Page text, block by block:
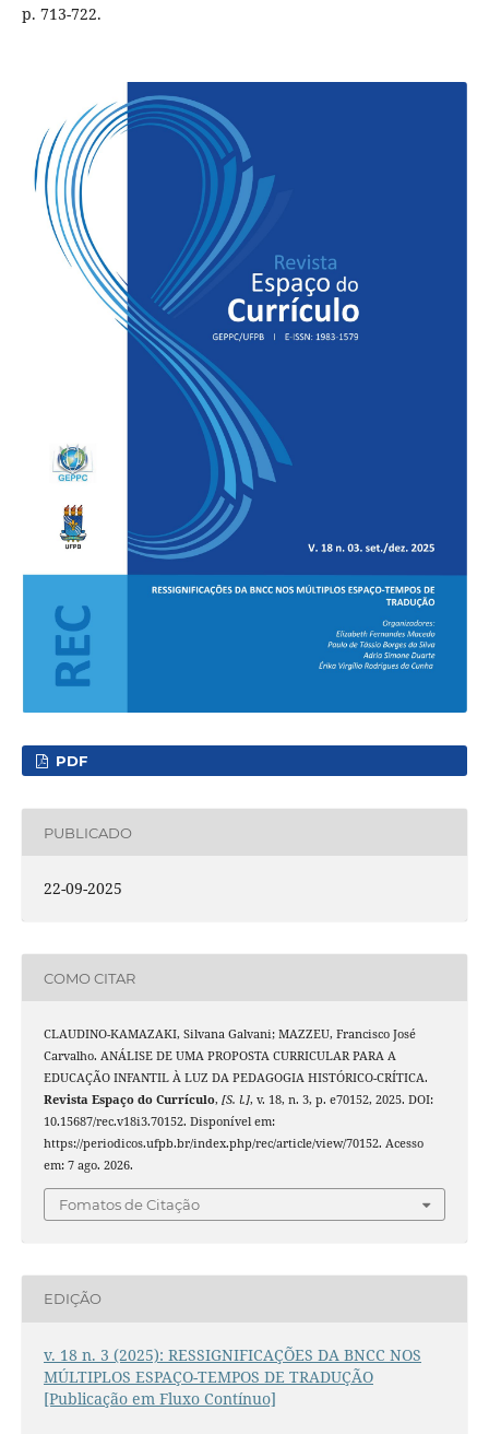
p. 713-722.
PDF
PUBLICADO
22-09-2025
COMO CITAR
CLAUDINO-KAMAZAKI, Silvana Galvani; MAZZEU, Francisco José
Carvalho. ANÁLISE DE UMA PROPOSTA CURRICULAR PARA A
EDUCAÇÃO INFANTIL À LUZ DA PEDAGOGIA HISTÓRICO-CRÍTICA.
Revista Espaço do Currículo, [S. l.], v. 18, n. 3, p. e70152, 2025. DOI:
10.15687/rec.v18i3.70152. Disponível em:
https://periodicos.ufpb.br/index.php/rec/article/view/70152. Acesso
em: 7 ago. 2026.
Fomatos de Citação
EDIÇÃO
v. 18 n. 3 (2025): RESSIGNIFICAÇÕES DA BNCC NOS
MÚLTIPLOS ESPAÇO-TEMPOS DE TRADUÇÃO
[Publicação em Fluxo Contínuo]